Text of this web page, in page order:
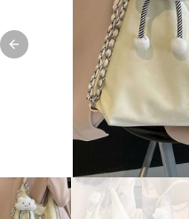
Previous slide